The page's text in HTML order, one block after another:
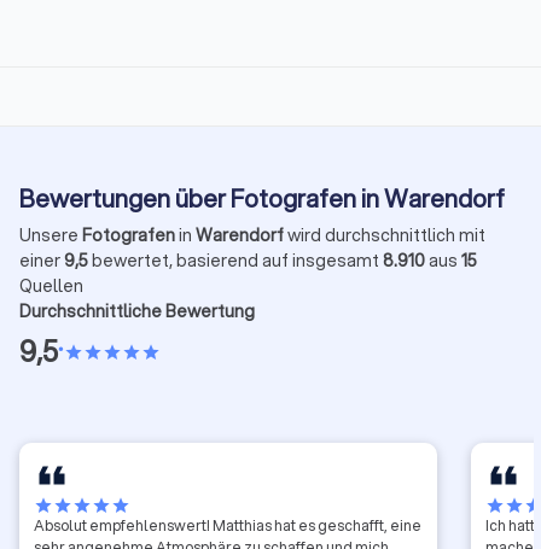
Bewertungen über Fotografen in Warendorf
Unsere Fotografenin Warendorfwird durchschnittlich mit
einer9,5bewertet, basierend auf insgesamt 8.910aus 15
Quellen
Durchschnittliche Bewertung
9,5•starstarstarstarstar
starstarstarstarstar
Absolut empfehlenswert! Matthias hat es geschafft, eine
starstar
Ich